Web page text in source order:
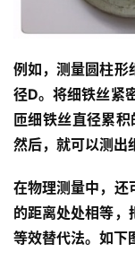
例如，测量圆柱形
径D。将细铁丝紧
匝细铁丝直径累
然后，就可以测出
在物理测量中，还
的距离处处相等，
等效替代法。如下